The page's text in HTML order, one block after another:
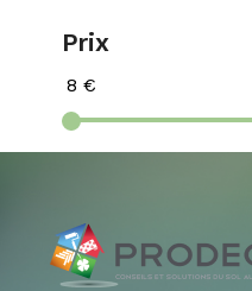
Prix
8 €